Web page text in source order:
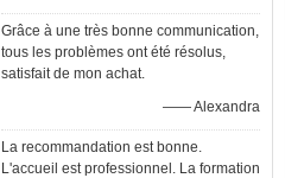
Grâce à une très bonne communication,
tous les problèmes ont été résolus,
satisfait de mon achat.
—— Alexandra
La recommandation est bonne.
L'accueil est professionnel. La formation